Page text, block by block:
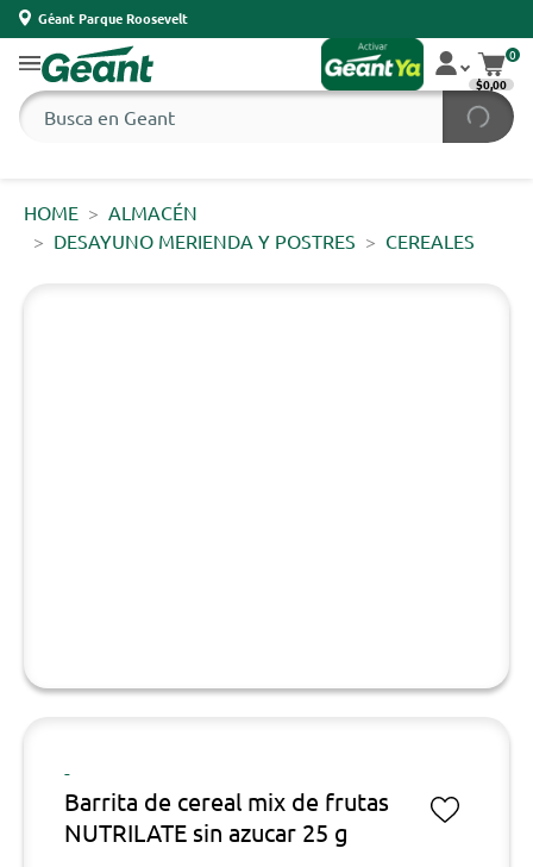
Géant Parque Roosevelt
0
$0,00
HOME
ALMACÉN
DESAYUNO MERIENDA Y POSTRES
CEREALES
-
Barrita de cereal mix de frutas
NUTRILATE sin azucar 25 g